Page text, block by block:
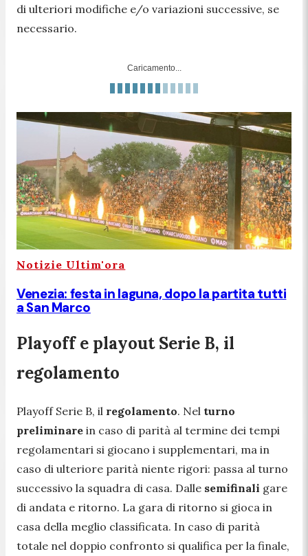
di ulteriori modifiche e/o variazioni successive, se
necessario.
Caricamento...
Notizie Ultim'ora
Venezia: festa in laguna, dopo la partita tutti
a San Marco
Playoff e playout Serie B, il
regolamento
Playoff Serie B, il regolamento. Nel turno
preliminare in caso di parità al termine dei tempi
regolamentari si giocano i supplementari, ma in
caso di ulteriore parità niente rigori: passa al turno
successivo la squadra di casa. Dalle semifinali gare
di andata e ritorno. La gara di ritorno si gioca in
casa della meglio classificata. In caso di parità
totale nel doppio confronto si qualifica per la finale,